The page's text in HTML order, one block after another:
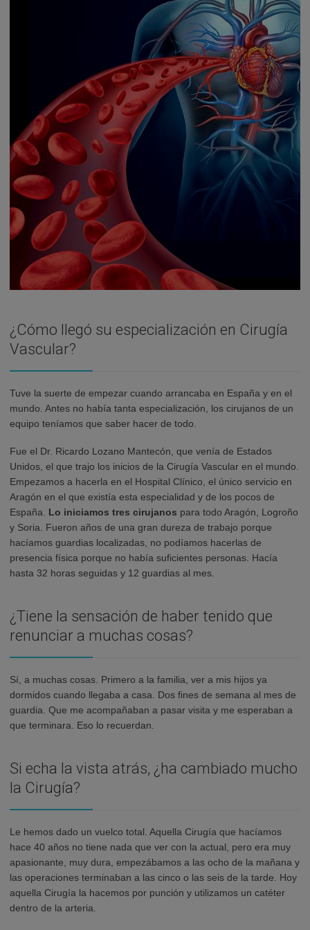
¿Cómo llegó su especialización en Cirugía
Vascular?
Tuve la suerte de empezar cuando arrancaba en España y en el
mundo. Antes no había tanta especialización, los cirujanos de un
equipo teníamos que saber hacer de todo.
Fue el Dr. Ricardo Lozano Mantecón, que venía de Estados
Unidos, el que trajo los inicios de la Cirugía Vascular en el mundo.
Empezamos a hacerla en el Hospital Clínico, el único servicio en
Aragón en el que existía esta especialidad y de los pocos de
España. Lo iniciamos tres cirujanos para todo Aragón, Logroño
y Soria. Fueron años de una gran dureza de trabajo porque
hacíamos guardias localizadas, no podíamos hacerlas de
presencia física porque no había suficientes personas. Hacía
hasta 32 horas seguidas y 12 guardias al mes.
¿Tiene la sensación de haber tenido que
renunciar a muchas cosas?
Sí, a muchas cosas. Primero a la familia, ver a mis hijos ya
dormidos cuando llegaba a casa. Dos fines de semana al mes de
guardia. Que me acompañaban a pasar visita y me esperaban a
que terminara. Eso lo recuerdan.
Si echa la vista atrás, ¿ha cambiado mucho
la Cirugía?
Le hemos dado un vuelco total. Aquella Cirugía que hacíamos
hace 40 años no tiene nada que ver con la actual, pero era muy
apasionante, muy dura, empezábamos a las ocho de la mañana y
las operaciones terminaban a las cinco o las seis de la tarde. Hoy
aquella Cirugía la hacemos por punción y utilizamos un catéter
dentro de la arteria.